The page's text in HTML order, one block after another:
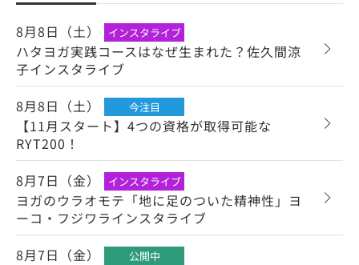
8月8日（土） インスタライブ
ハタヨガ実践コースはなぜ生まれた？佐久間涼
子インスタライブ
8月8日（土）
今注目
【11月スタート】4つの資格が取得可能な
RYT200！
8月7日（金）
インスタライブ
ヨガのウラオモテ「地に足のついた精神性」ヨ
ーコ・フジワラインスタライブ
8月7日（金）
公開中